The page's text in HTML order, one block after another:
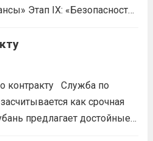
Этап IX: «Безопасность
контракту Служба по
как срочная
предлагает достойные